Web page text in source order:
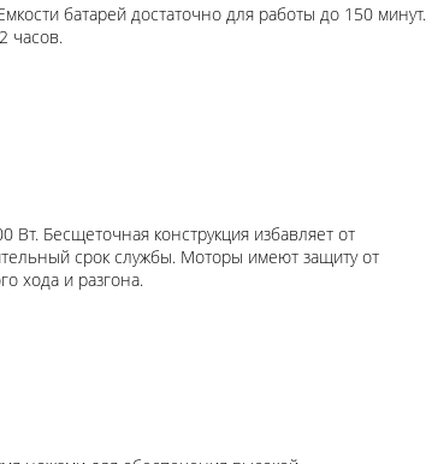
батарей достаточно для работы до 150 минут.
часов.
Бесщеточная конструкция избавляет от
срок службы. Моторы имеют защиту от
хода и разгона.